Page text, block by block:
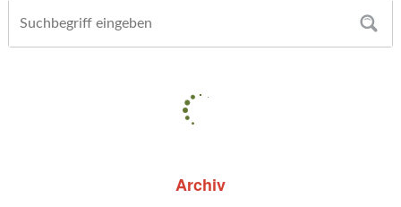
Archiv